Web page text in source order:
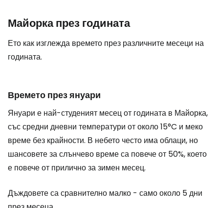
Майорка през годината
Ето как изглежда времето през различните месеци на
годината.
Времето през януари
Януари е най-студеният месец от годината в Майорка,
със средни дневни температури от около 15°C и меко
време без крайности. В небето често има облаци, но
шансовете за слънчево време са повече от 50%, което
е повече от прилично за зимен месец.
Дъждовете са сравнително малко - само около 5 дни